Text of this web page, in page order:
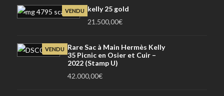
VENDU
kelly 25 gold
21.500,00€
VENDU
Rare Sac à Main Hermès Kelly
35 Picnic en Osier et Cuir –
2022 (Stamp U)
42.000,00€